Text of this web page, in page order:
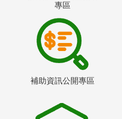
專區
補助資訊公開專區